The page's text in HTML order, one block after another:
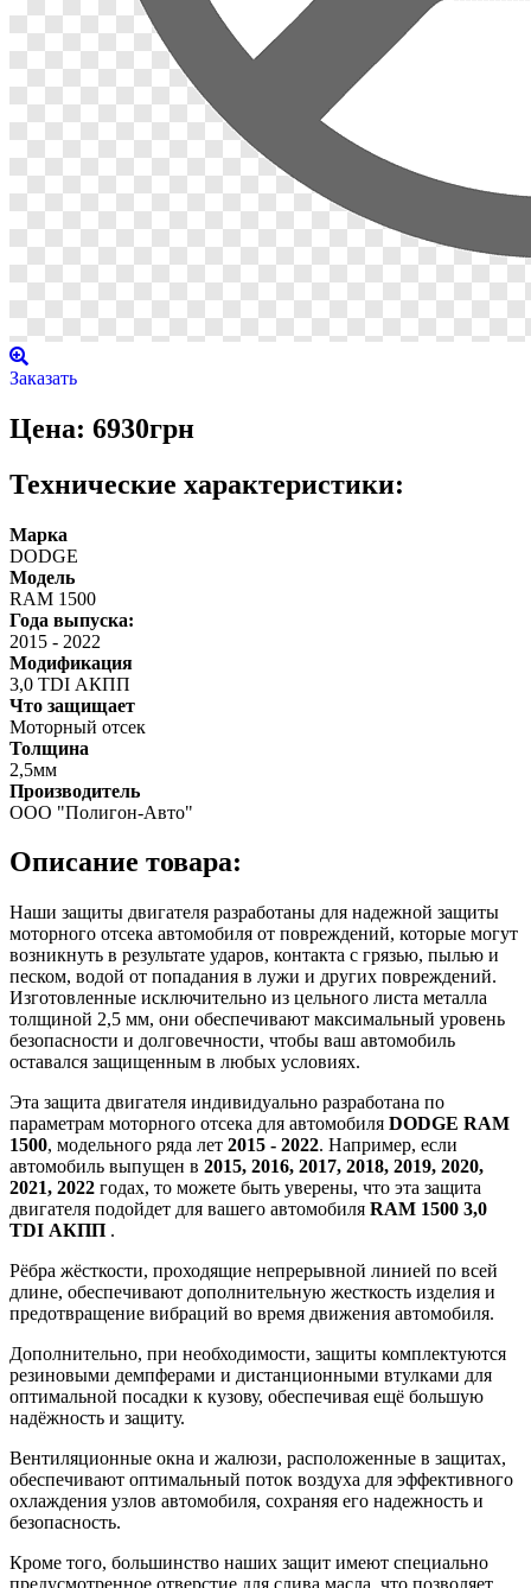
Заказать
Цена: 6930грн
Технические характеристики:
Марка
DODGE
Модель
RAM 1500
Года выпуска:
2015 - 2022
Модификация
3,0 TDI АКПП
Что защищает
Моторный отсек
Толщина
2,5мм
Производитель
ООО "Полигон-Авто"
Описание товара:
Наши защиты двигателя разработаны для надежной защиты
моторного отсека автомобиля от повреждений, которые могут
возникнуть в результате ударов, контакта с грязью, пылью и
песком, водой от попадания в лужи и других повреждений.
Изготовленные исключительно из цельного листа металла
толщиной 2,5 мм, они обеспечивают максимальный уровень
безопасности и долговечности, чтобы ваш автомобиль
оставался защищенным в любых условиях.
Эта защита двигателя индивидуально разработана по
параметрам моторного отсека для автомобиля DODGE RAM
1500, модельного ряда лет 2015 - 2022. Например, если
автомобиль выпущен в 2015, 2016, 2017, 2018, 2019, 2020,
2021, 2022 годах, то можете быть уверены, что эта защита
двигателя подойдет для вашего автомобиля RAM 1500 3,0
TDI АКПП .
Рёбра жёсткости, проходящие непрерывной линией по всей
длине, обеспечивают дополнительную жесткость изделия и
предотвращение вибраций во время движения автомобиля.
Дополнительно, при необходимости, защиты комплектуются
резиновыми демпферами и дистанционными втулками для
оптимальной посадки к кузову, обеспечивая ещё большую
надёжность и защиту.
Вентиляционные окна и жалюзи, расположенные в защитах,
обеспечивают оптимальный поток воздуха для эффективного
охлаждения узлов автомобиля, сохраняя его надежность и
безопасность.
Кроме того, большинство наших защит имеют специально